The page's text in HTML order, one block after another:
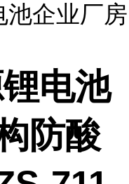
池企业厂房
电池
防酸